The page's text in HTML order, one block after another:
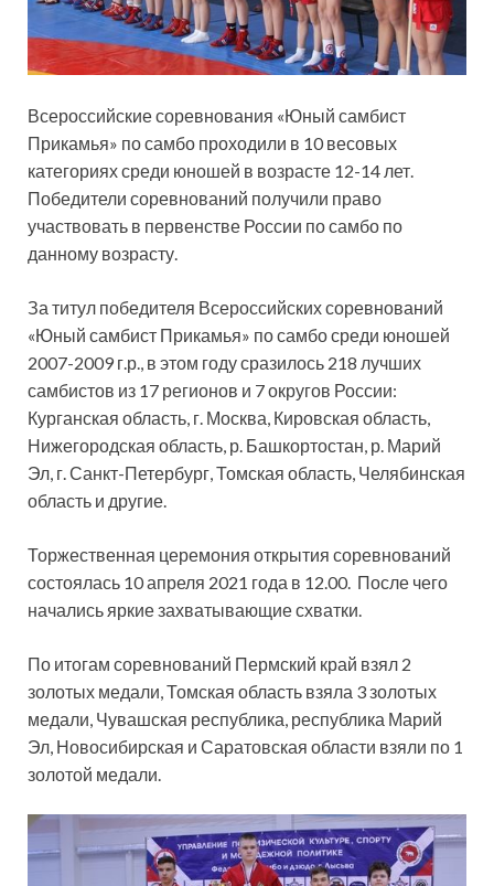
Всероссийские соревнования «Юный самбист
Прикамья» по самбо проходили в 10 весовых
категориях среди юношей в возрасте 12-14 лет.
Победители соревнований получили право
участвовать в первенстве России по самбо по
данному возрасту.
За титул победителя Всероссийскихсоревнований
«Юный самбист Прикамья» по самбо среди юношей
2007-2009 г.р., в этом году сразилось 218 лучших
самбистов из 17 регионов и 7 округов России:
Курганская область, г. Москва, Кировская область,
Нижегородская область, р. Башкортостан, р. Марий
Эл, г. Санкт-Петербург, Томская область, Челябинская
область и другие.
Торжественная церемония открытия соревнований
состоялась 10 апреля 2021 года в 12.00. После чего
начались яркие захватывающие схватки.
По итогам соревнований Пермский край взял 2
золотых медали, Томская область взяла 3 золотых
медали, Чувашская республика, республика Марий
Эл, Новосибирская и Саратовская области взяли по 1
золотой медали.